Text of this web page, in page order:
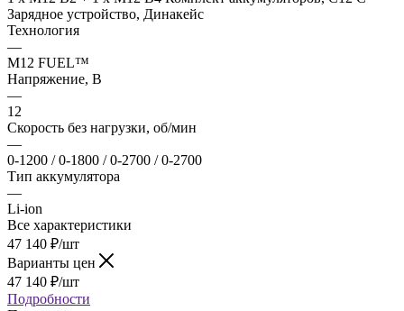
Зарядное устройство, Динакейс
Технология
—
M12 FUEL™
Напряжение, В
—
12
Скорость без нагрузки, об/мин
—
0-1200 / 0-1800 / 0-2700 / 0-2700
Тип аккумулятора
—
Li-ion
Все характеристики
47 140 ₽/шт
Варианты цен
47 140 ₽/шт
Подробности